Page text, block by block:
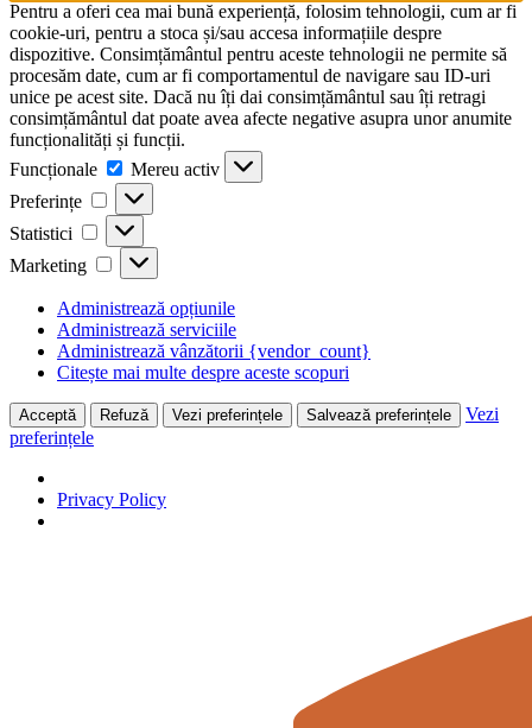
Pentru a oferi cea mai bună experiență, folosim tehnologii, cum ar fi
cookie-uri, pentru a stoca și/sau accesa informațiile despre
dispozitive. Consimțământul pentru aceste tehnologii ne permite să
procesăm date, cum ar fi comportamentul de navigare sau ID-uri
unice pe acest site. Dacă nu îți dai consimțământul sau îți retragi
consimțământul dat poate avea afecte negative asupra unor anumite
funcționalități și funcții.
Funcționale
Funcționale
Mereu activ
Preferințe
Preferințe
Statistici Statistici
Marketing Marketing
Administrează opțiunile
Administrează serviciile
Administrează vânzătorii {vendor_count}
Citește mai multe despre aceste scopuri
Acceptă Refuză Vezi preferințele Salvează preferințele
Vezi
preferințele
Privacy Policy